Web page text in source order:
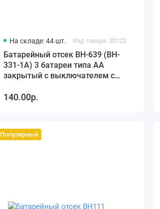
На складе: 44 шт. Код товара: 20122
Батарейный отсек BH-639 (BH-
331-1A) 3 батареи типа AA
закрытый с выключателем с
140.00р.
Популярный